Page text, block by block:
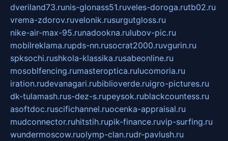
dveriland73.runis-glonass51.ruveles-doroga.rutb02.ru
vrema-zdorov.ruvelonik.rusurgutgloss.ru
nike-air-max-95.runadookna.rulubov-pic.ru
mobilreklama.rupds-nn.rusocrat2000.ruvgurin.ru
spksochi.rushkola-klassika.rusabeonline.ru
mosoblfencing.rumasteroptica.rulucomoria.ru
iration.rudevanagari.rubiblioverde.ruigro-pictures.ru
dk-tulamash.rus-dez-s.rupeysok.rublackcountess.ru
asoftdoc.ruscifichannel.ruocenka-appraisal.ru
mudconnector.ruhitstih.rupik-finance.ruvip-surfing.ru
wundermoscow.ruolymp-clan.rudr-pavlush.ru